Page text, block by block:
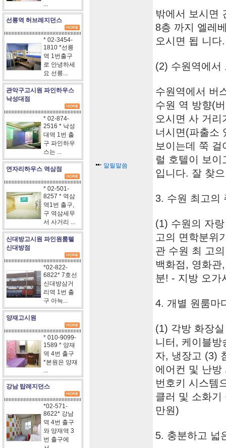
...
선릉역 허브레지던스
* 02-3454-
1810 *선릉
역 1번출구
로 안녕하세
요 선릉...
관악구고시원 파인하우스
낙성대점
* 02-874-
2516 * 낙성
대역 1번 출
구 파인하우
스는 ...
연자리하우스 역삼점
* 02-501-
8257 * 역삼
역1번 출구,
구 역삼세무
서 사거리 ...
신대방고시원 파인원룸텔
신대방점
*02-822-
6822* 7호선
신대방삼거
리역 1번 출
구 아늑...
양재고시원
* 010-9099-
1589 * 양재
역 4번 출구
*본원은 양재
...
강남 탑레지던스
*02-571-
8622* 강남
역 4번 출구
와 양재역 3
번 출구에
알릴말씀
밖에서 보시면
8층 까지 엘레
오시면 됩 니다.
(2) 수원역에서
수원역에서 버
수원 역 방향(
오시면 사 거
너시면(파출소
보이는데 쭉
럴 호텔이 보
입니다. 잘 찾
3. 수원 최고의
(1) 수원의 자
고의 면학분위
관 수원 최 고
백화점, 영화
분! - 지방 오가
4. 개별 원룸마
(1) 각방 화장
니터, 케이블
자, 냉장고 (3)
에어컨 및 난방
번호키 시스템
클러 및 소화기
만원)
5. 충분하고 넓